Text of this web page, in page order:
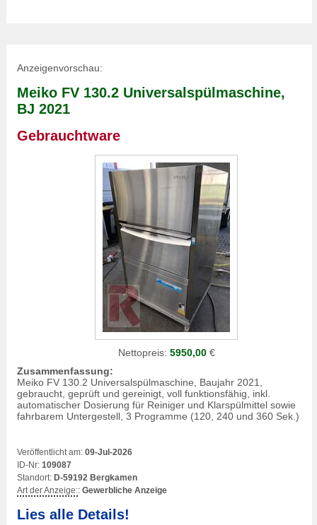
Anzeigenvorschau:
Meiko FV 130.2 Universalspülmaschine,
BJ 2021
Gebrauchtware
Nettopreis: 5950,00€
Zusammenfassung:
Meiko FV 130.2 Universalspülmaschine, Baujahr 2021,
gebraucht, geprüft und gereinigt, voll funktionsfähig, inkl.
automatischer Dosierung für Reiniger und Klarspülmittel sowie
fahrbarem Untergestell, 3 Programme (120, 240 und 360 Sek.)
Veröffentlicht am: 09-Jul-2026
ID-Nr: 109087
Standort: D-59192 Bergkamen
Art der Anzeige:: Gewerbliche Anzeige
Lies alle Details!